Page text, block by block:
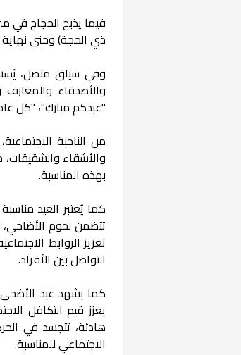
فيما يذبح الحجاج في
ذي الحجة) وحتى نهاية
وفي سياق متصل،
والأصدقاء والمعارف
"عيدكم مبارك"، "كل
من الناحية
والأشقاء
بهذه المناسبة.
كما يُعتبر العيد
تتضمن لحوم
تعزيز الروابط
التواصل بين الأفراد.
كما يشهد عيد الأضحى
يعزز قيم التكافل
هادئة، تتجسد في
الاجتماعي للمناسبة.